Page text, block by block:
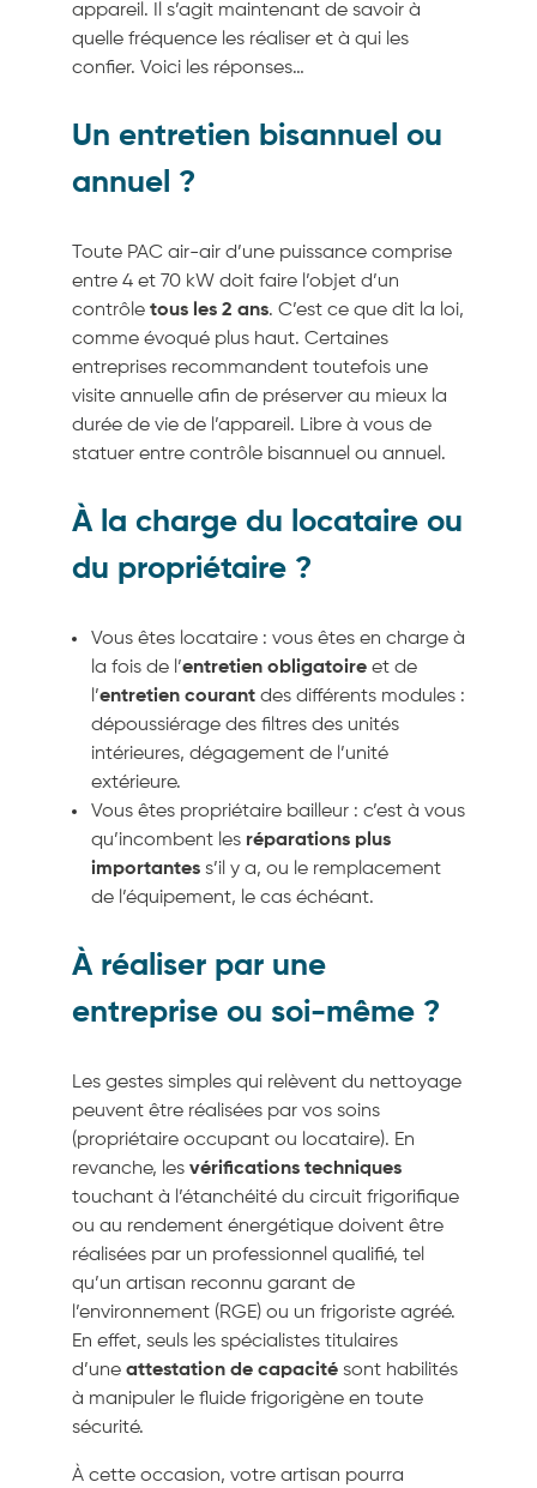
appareil. Il s’agit maintenant de savoir à
quelle fréquence les réaliser et à qui les
confier. Voici les réponses…
Un entretien bisannuel ou
annuel ?
Toute PAC air-air d’une puissance comprise
entre 4 et 70 kW doit faire l’objet d’un
contrôle tous les 2 ans. C’est ce que dit la loi,
comme évoqué plus haut. Certaines
entreprises recommandent toutefois une
visite annuelle afin de préserver au mieux la
durée de vie de l’appareil. Libre à vous de
statuer entre contrôle bisannuel ou annuel.
À la charge du locataire ou
du propriétaire ?
Vous êtes locataire : vous êtes en charge à
la fois de l’entretien obligatoire et de
l’entretien courant des différents modules :
dépoussiérage des filtres des unités
intérieures, dégagement de l’unité
extérieure.
Vous êtes propriétaire bailleur : c’est à vous
qu’incombent les réparations plus
importantes s’il y a, ou le remplacement
de l’équipement, le cas échéant.
À réaliser par une
entreprise ou soi-même ?
Les gestes simples qui relèvent du nettoyage
peuvent être réalisées par vos soins
(propriétaire occupant ou locataire). En
revanche, les vérifications techniques
touchant à l’étanchéité du circuit frigorifique
ou au rendement énergétique doivent être
réalisées par un professionnel qualifié, tel
qu’un artisan reconnu garant de
l’environnement (RGE) ou un frigoriste agréé.
En effet, seuls les spécialistes titulaires
d’une attestation de capacité sont habilités
à manipuler le fluide frigorigène en toute
sécurité.
À cette occasion, votre artisan pourra